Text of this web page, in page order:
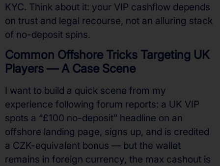
KYC. Think about it: your VIP cashflow depends
on trust and legal recourse, not an alluring stack
of no-deposit spins.
Common Offshore Tricks Targeting UK
Players — A Case Scene
I want to build a quick scene from my
experience following forum reports: a UK VIP
spots a “£100 no-deposit” headline on an
offshore landing page, signs up, and is credited
a CZK-equivalent bonus — but the wallet
remains in foreign currency, the max cashout is